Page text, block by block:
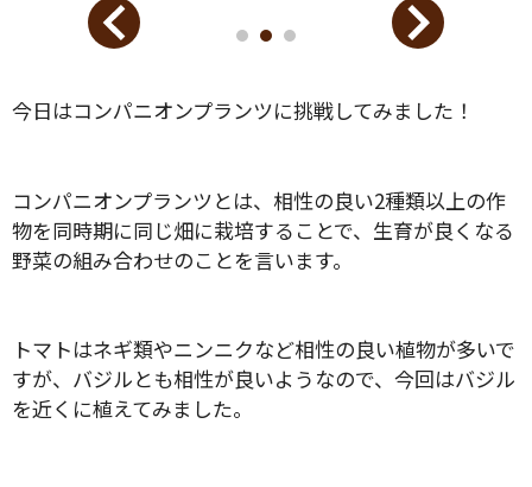
今日はコンパニオンプランツに挑戦してみました！
コンパニオンプランツとは、相性の良い2種類以上の作
物を同時期に同じ畑に栽培することで、生育が良くなる
野菜の組み合わせのことを言います。
トマトはネギ類やニンニクなど相性の良い植物が多いで
すが、バジルとも相性が良いようなので、今回はバジル
を近くに植えてみました。